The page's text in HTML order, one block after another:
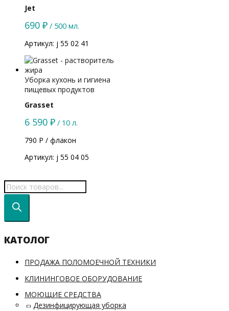
КАТОЛОГ
ПРОДАЖА ПОЛОМОЕЧНОЙ ТЕХНИКИ
КЛИНИНГОВОЕ ОБОРУДОВАНИЕ
МОЮЩИЕ СРЕДСТВА
Дезинфицирующая уборка
Jet
690 ₽ / 500 мл.
Артикул: j 55 02 41
Уборка кухонь и гигиена
пищевых продуктов
Grasset
6 590 ₽ / 10 л.
790 Р / флакон
Артикул: j 55 04 05